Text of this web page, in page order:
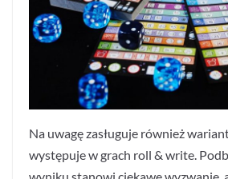
Na uwagę zasługuje również
występuje w grach roll & write.